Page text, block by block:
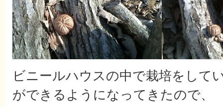
ビニールハウスの中で栽培をして
ができるようになってきたので、